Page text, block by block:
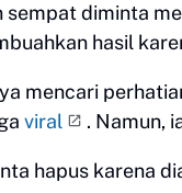
sempat diminta
hasil
mencari
viral . Namun,
hapus karena